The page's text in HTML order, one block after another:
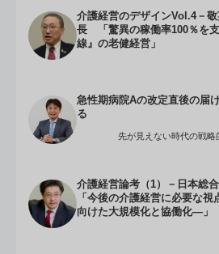
介護経営のデザインVol.4－
長 「驚異の稼働率100％を支
線』の老健経営」
急性期病院Aの改定直後の届
る
先が見えない時代の戦略
介護経営論考（1）－日本総
「今後の介護経営に必要な
向けた大規模化と協働化―」